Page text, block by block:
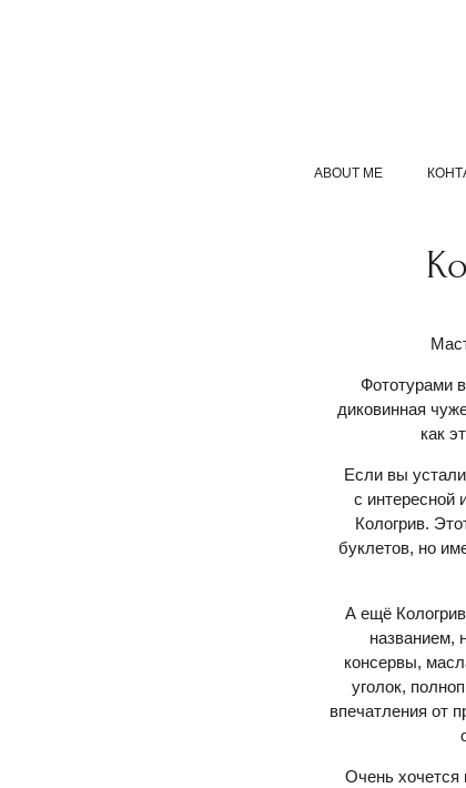
ABOUT ME
Фототурами
диковинная
как
Если вы
с интересной
Кологрив.
буклетов, но
А ещё
названием,
консервы,
уголок,
впечатления от
Очень хочется